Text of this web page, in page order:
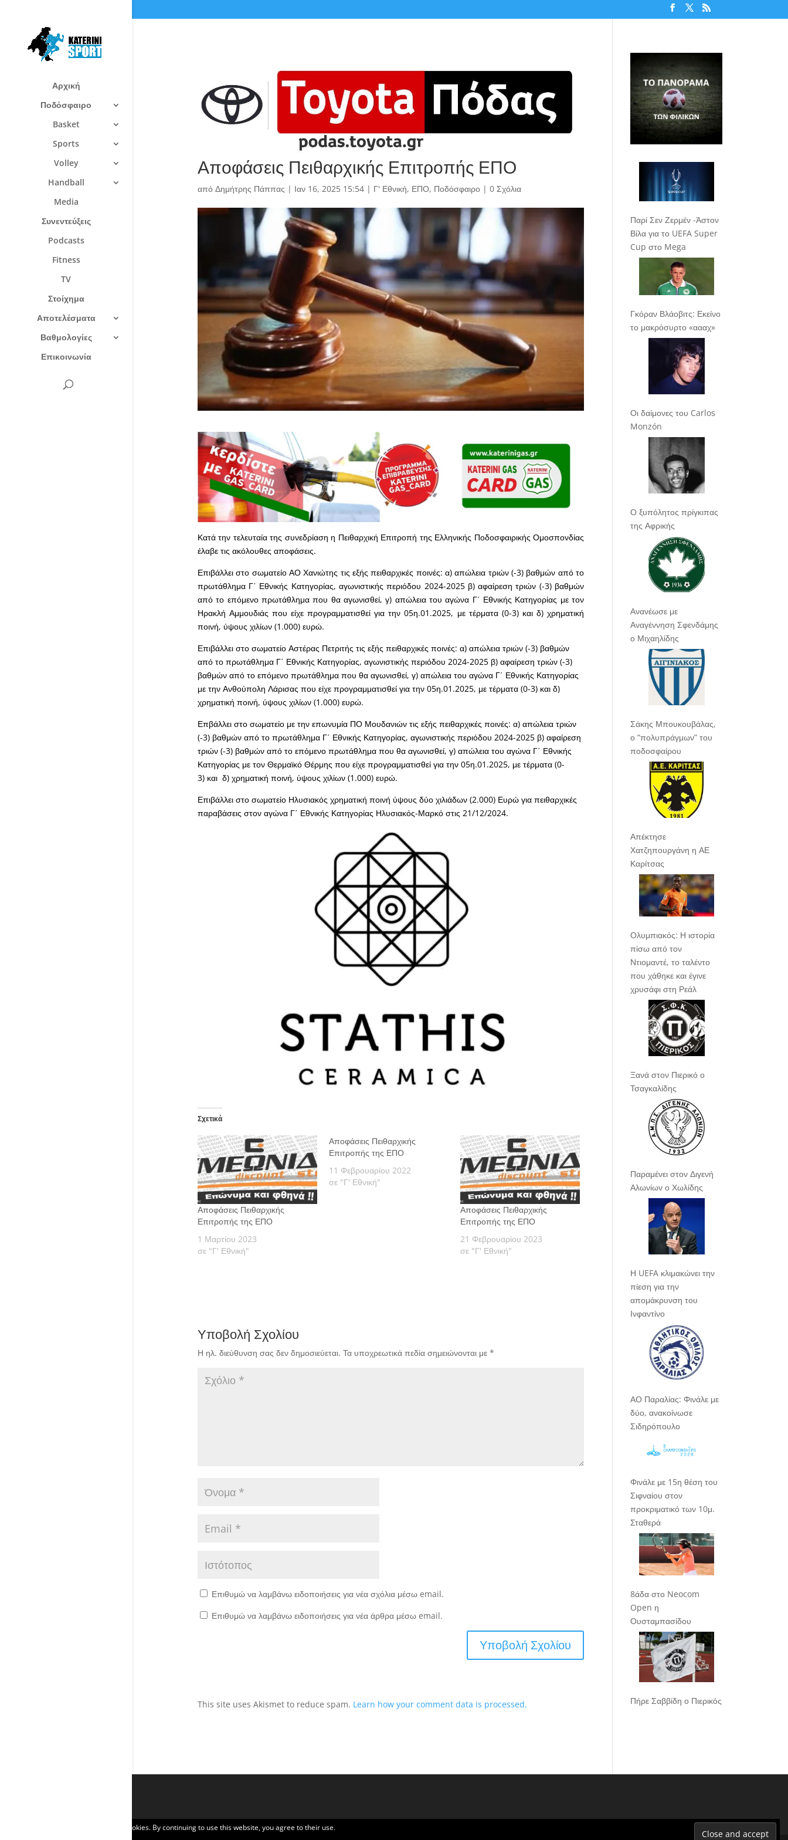
Αρχική
Ποδόσφαιρο
Basket
Sports
Volley
Handball
Media
Συνεντεύξεις
Podcasts
Fitness
TV
Στοίχημα
Αποτελέσματα
Βαθμολογίες
Επικοινωνία
Αποφάσεις Πειθαρχικής Επιτροπής ΕΠΟ
από Δημήτρης Πάππας | Ιαν 16, 2025 15:54| Γ' Εθνική, ΕΠΟ, Ποδόσφαιρο| 0 Σχόλια
Κατά την τελευταία της συνεδρίαση η Πειθαρχική Επιτροπή της Ελληνικής Ποδοσφαιρικής Ομοσπονδίας
έλαβε τις ακόλουθες αποφάσεις.
Επιβάλλει στο σωματείο ΑΟ Χανιώτης τις εξής πειθαρχικές ποινές: α) απώλεια τριών (-3) βαθμών από το
πρωτάθλημα Γ΄ Εθνικής Κατηγορίας, αγωνιστικής περιόδου 2024-2025 β) αφαίρεση τριών (-3) βαθμών
από το επόμενο πρωτάθλημα που θα αγωνισθεί, γ) απώλεια του αγώνα Γ΄ Εθνικής Κατηγορίας με τον
Ηρακλή Αμμουδιάς που είχε προγραμματισθεί για την 05η.01.2025, με τέρματα (0-3) και δ) χρηματική
ποινή, ύψους χιλίων (1.000) ευρώ.
Επιβάλλει στο σωματείο Αστέρας Πετριτής τις εξής πειθαρχικές ποινές: α) απώλεια τριών (-3) βαθμών
από το πρωτάθλημα Γ΄ Εθνικής Κατηγορίας, αγωνιστικής περιόδου 2024-2025 β) αφαίρεση τριών (-3)
βαθμών από το επόμενο πρωτάθλημα που θα αγωνισθεί, γ) απώλεια του αγώνα Γ΄ Εθνικής Κατηγορίας
με την Ανθούπολη Λάρισας που είχε προγραμματισθεί για την 05η.01.2025, με τέρματα (0-3) και δ)
χρηματική ποινή, ύψους χιλίων (1.000) ευρώ.
Επβάλλει στο σωματείο με την επωνυμία ΠΟ Μουδανιών τις εξής πειθαρχικές ποινές: α) απώλεια τριών
(-3) βαθμών από το πρωτάθλημα Γ΄ Εθνικής Κατηγορίας, αγωνιστικής περιόδου 2024-2025 β) αφαίρεση
τριών (-3) βαθμών από το επόμενο πρωτάθλημα που θα αγωνισθεί, γ) απώλεια του αγώνα Γ΄ Εθνικής
Κατηγορίας με τον Θερμαϊκό Θέρμης που είχε προγραμματισθεί για την 05η.01.2025, με τέρματα (0-
3) και δ) χρηματική ποινή, ύψους χιλίων (1.000) ευρώ.
Επιβάλλει στο σωματείο Ηλυσιακός χρηματική ποινή ύψους δύο χιλιάδων (2.000) Ευρώ για πειθαρχικές
παραβάσεις στον αγώνα Γ΄ Εθνικής Κατηγορίας Ηλυσιακός-Μαρκό στις 21/12/2024.
Σχετικά
Αποφάσεις Πειθαρχικής
Επιτροπής της ΕΠΟ
1 Μαρτίου 2023
σε "Γ' Εθνική"
Αποφάσεις Πειθαρχικής
Επιτροπής της ΕΠΟ
11 Φεβρουαρίου 2022
σε "Γ' Εθνική"
Αποφάσεις Πειθαρχικής
Επιτροπής της ΕΠΟ
21 Φεβρουαρίου 2023
σε "Γ' Εθνική"
Υποβολή Σχολίου
Η ηλ. διεύθυνση σας δεν δημοσιεύεται. Τα υποχρεωτικά πεδία σημειώνονται με *
Επιθυμώ να λαμβάνω ειδοποιήσεις για νέα σχόλια μέσω email.
Επιθυμώ να λαμβάνω ειδοποιήσεις για νέα άρθρα μέσω email.
This site uses Akismet to reduce spam. Learn how your comment data is processed.
Παρί Σεν Ζερμέν -Άστον
Βίλα για το UEFA Super
Cup στο Mega
Γκόραν Βλάοβιτς: Εκείνο
το μακρόσυρτο «αααχ»
Οι δαίμονες του Carlos
Monzón
Ο ξυπόλητος πρίγκιπας
της Αφρικής
Ανανέωσε με
Αναγέννηση Σφενδάμης
ο Μιχαηλίδης
Σάκης Μπουκουβάλας,
ο “πολυπράγμων” του
ποδοσφαίρου
Απέκτησε
Χατζηπουργάνη η ΑΕ
Καρίτσας
Ολυμπιακός: Η ιστορία
πίσω από τον
Ντιομαντέ, το ταλέντο
που χάθηκε και έγινε
χρυσάφι στη Ρεάλ
Ξανά στον Πιερικό ο
Τσαγκαλίδης
Παραμένει στον Διγενή
Αλωνίων ο Χωλίδης
Η UEFA κλιμακώνει την
πίεση για την
απομάκρυνση του
Ινφαντίνο
ΑΟ Παραλίας: Φινάλε με
δύο, ανακοίνωσε
Σιδηρόπουλο
Φινάλε με 15η θέση του
Σιφναίου στον
προκριματικό των 10μ.
Σταθερά
8άδα στο Neocom
Open η
Ουσταμπασίδου
Πήρε Σαββίδη ο Πιερικός
Privacy & Cookies: This site uses cookies. By continuing to use this website, you agree to their use.